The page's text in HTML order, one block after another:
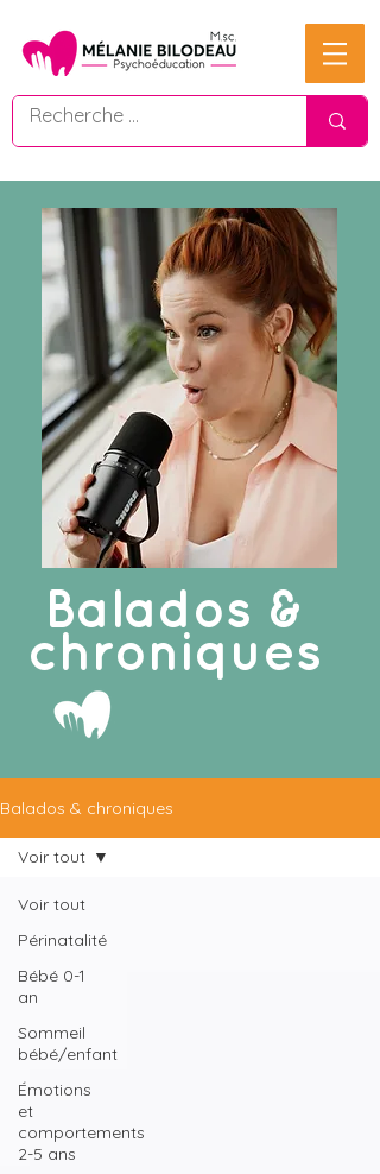
Balados &
chroniques
Balados & chroniques
Voir tout
Périnatalité
Bébé 0-1
an
Sommeil
bébé/enfant
Émotions
et
comportements
2-5 ans
Voir tout